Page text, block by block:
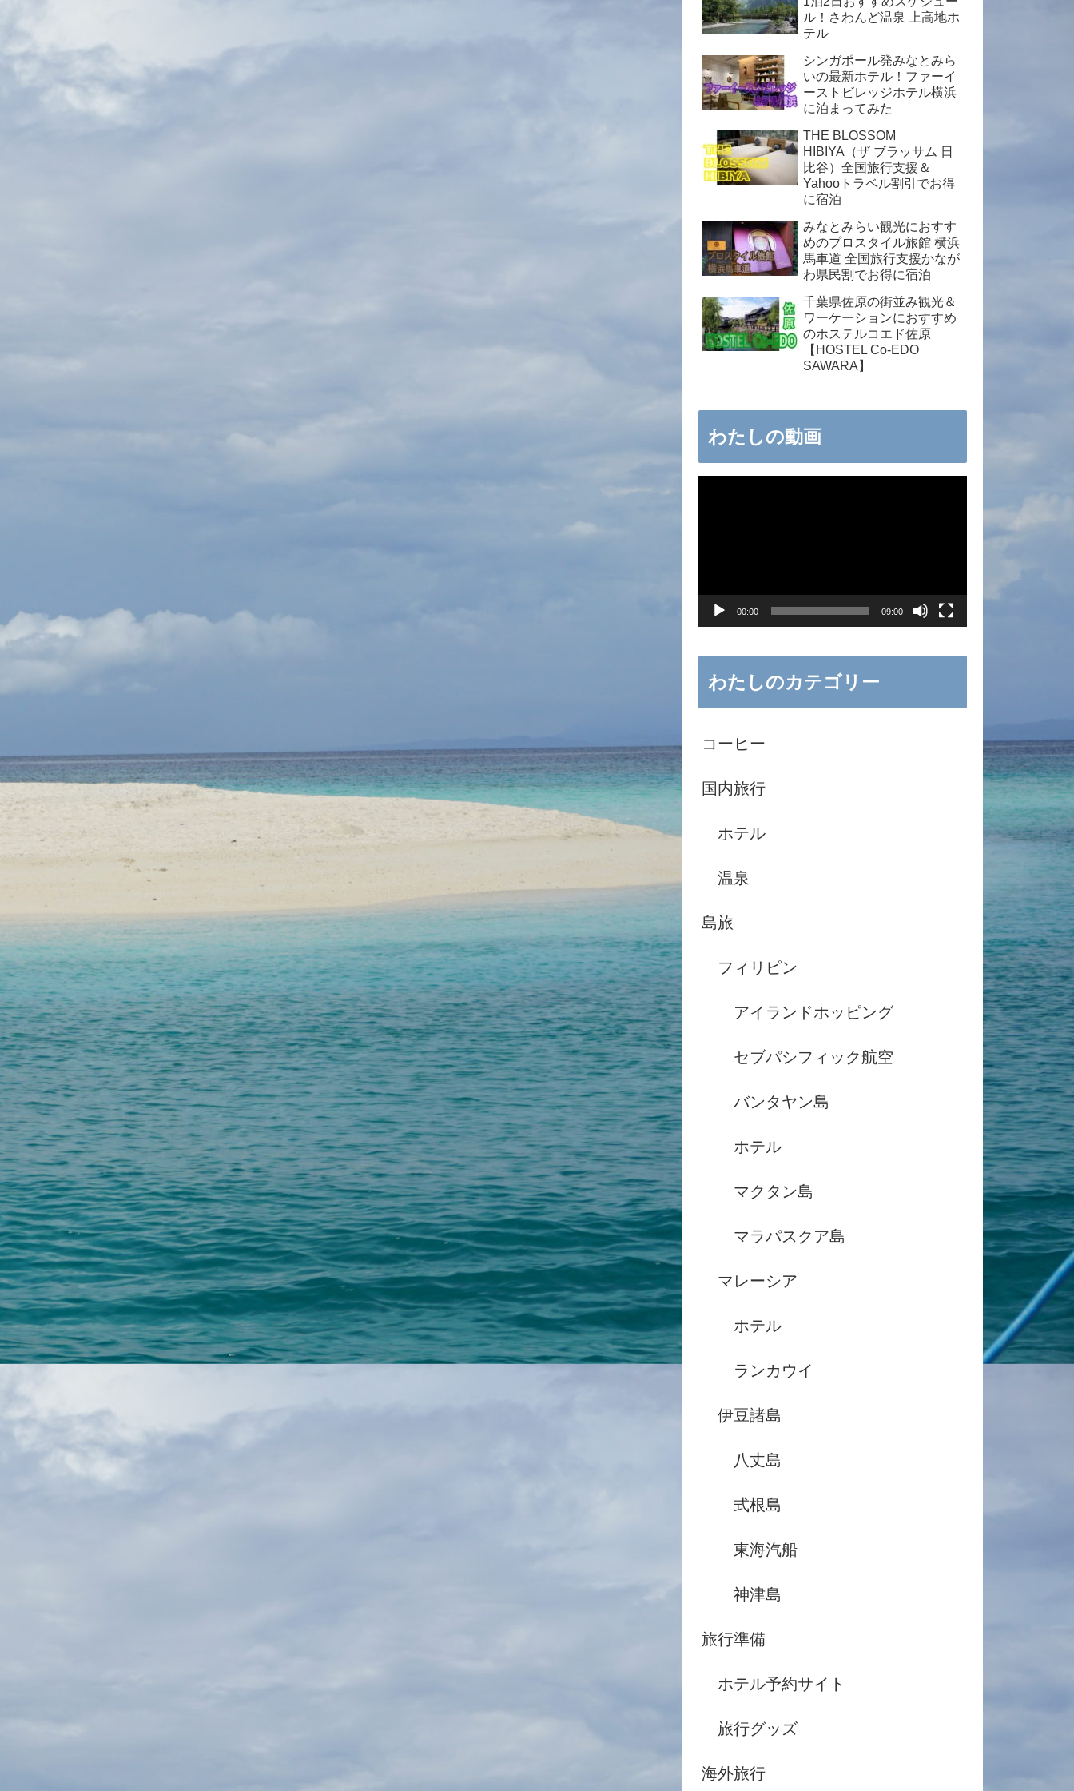
ル！さわんど温泉 上高地ホ
テル
シンガポール発みなとみら
いの最新ホテル！ファーイ
ーストビレッジホテル横浜
に泊まってみた
THE BLOSSOM
HIBIYA（ザ ブラッサム 日
比谷）全国旅行支援＆
Yahooトラベル割引でお得
に宿泊
みなとみらい観光におすす
めのプロスタイル旅館 横浜
馬車道 全国旅行支援かなが
わ県民割でお得に宿泊
千葉県佐原の街並み観光＆
ワーケーションにおすすめ
のホステルコエド佐原
【HOSTEL Co-EDO
SAWARA】
わたしの動画
ー
00:00 09:00
わたしのカテゴリー
コーヒー
国内旅行
ホテル
温泉
島旅
フィリピン
アイランドホッピング
セブパシフィック航空
バンタヤン島
ホテル
マクタン島
マラパスクア島
マレーシア
ホテル
ランカウイ
伊豆諸島
八丈島
式根島
東海汽船
神津島
旅行準備
ホテル予約サイト
旅行グッズ
海外旅行